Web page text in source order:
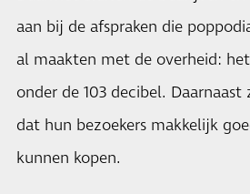
aan bij de afspraken die
al maakten met de overheid:
onder de 103 decibel.
dat hun bezoekers makkelijk
kunnen kopen.